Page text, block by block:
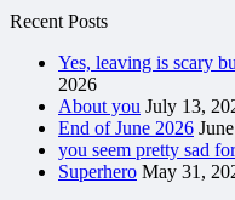
Recent Posts
Yes, leaving is scary
2026
About you July 13,
End of June 2026
you seem pretty sad
Superhero May 31,